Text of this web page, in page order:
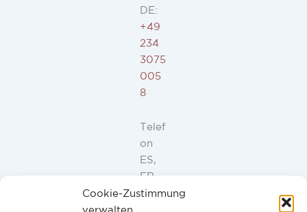
Cookie-Zustimmung
DE:
+49
234
3075
005
8
Telef
on
ES,
FR,
IT,